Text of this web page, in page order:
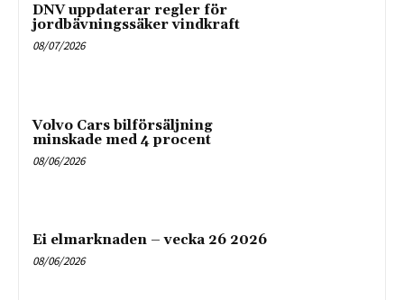
DNV uppdaterar regler för
jordbävningssäker vindkraft
08/07/2026
Volvo Cars bilförsäljning
minskade med 4 procent
08/06/2026
Ei elmarknaden – vecka 26 2026
08/06/2026